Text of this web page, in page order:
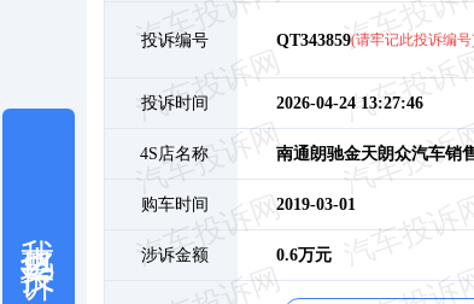
投诉编号 QT343859(请牢记此投诉编号
投诉时间 2026-04-24 13:27:46
4S店名称 南通朗驰金天朗众汽车销
购车时间 2019-03-01
涉诉金额 0.6万元